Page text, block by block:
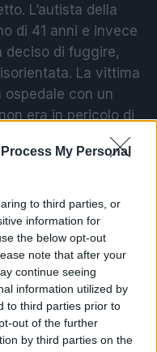
My Personal
to third parties, or
information for
the below opt-out
note that after your
continue seeing
information utilized by
to third parties prior to
out of the further
by third parties on the
L’autista della
di 41 anni e invece
deciso di fuggire,
La vittima
con un
era in pericolo di
di sorveglianza
riusciti a individuare
successivo
di riparare la sua
L’auto presentava
con il 41enne e
quello di eliminare